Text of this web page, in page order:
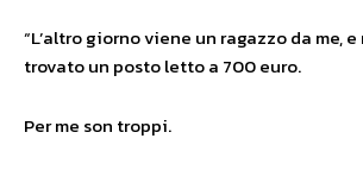
“L’altro giorno viene un ragazzo da me,
trovato un posto letto a 700 euro.
Per me son troppi.